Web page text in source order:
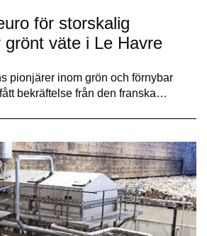
för storskalig
grönt väte i Le Havre
pionjärer inom grön och förnybar
bekräftelse från den franska…